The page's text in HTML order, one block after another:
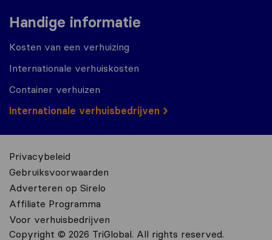
Handige informatie
Kosten van een verhuizing
Internationale verhuiskosten
Container verhuizen
Internationale verhuisbedrijven
Privacybeleid
Gebruiksvoorwaarden
Adverteren op Sirelo
Affiliate Programma
Voor verhuisbedrijven
Copyright © 2026 TriGlobal. All rights reserved.